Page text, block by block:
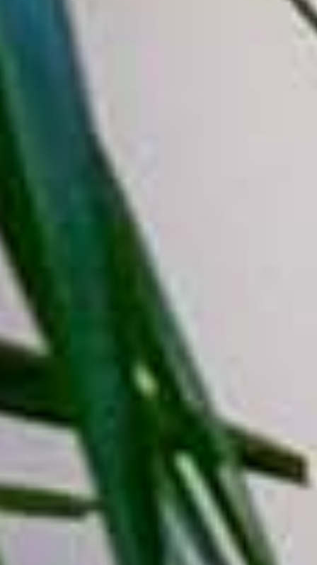
Scatola in cartoncino per alimenti